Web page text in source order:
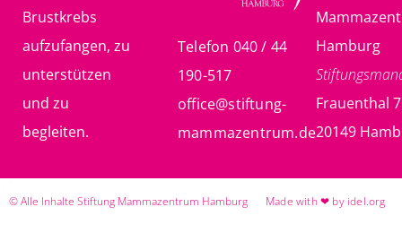
Brustkrebs
aufzufangen, zu
unterstützen
und zu
begleiten.
Telefon 040 / 44
190-517
office@stiftung-
mammazentrum.de
Hamburg
Frauenthal 7
20149
© Alle Inhalte Stiftung Mammazentrum Hamburg Made with ❤ by idel.org